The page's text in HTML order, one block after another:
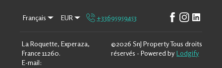
Français EUR +33695959453
La Roquette, Experaza,
France 11260.
E-mail:
©2026 SnJ PropertyTous droits
réservés - Powered by Lodgify